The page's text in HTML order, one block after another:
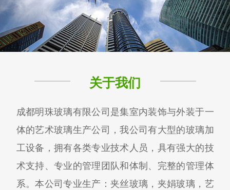
关于我们
成都明珠玻璃有限公司是集室内装饰与外装于一
体的艺术玻璃生产公司，我公司有大型的玻璃加
工设备，拥有各类专业技术人员，具有强大的技
术支持、专业的管理团队和体制、完整的管理体
系。本公司专业生产：夹丝玻璃，夹娟玻璃，艺